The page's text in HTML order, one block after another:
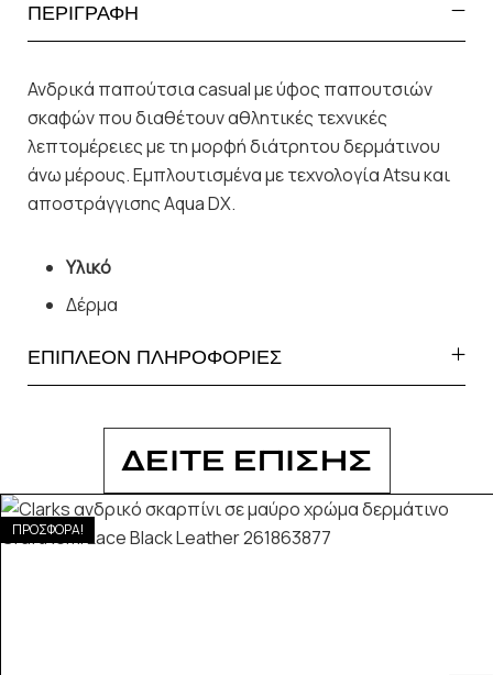
ΠΕΡΙΓΡΑΦΗ
Ανδρικά παπούτσια casual με ύφος παπουτσιών
σκαφών που διαθέτουν αθλητικές τεχνικές
λεπτομέρειες με τη μορφή διάτρητου δερμάτινου
άνω μέρους. Εμπλουτισμένα με τεχνολογία Atsu και
αποστράγγισης Aqua DX.
Υλικό
Δέρμα
ΕΠΙΠΛΕΟΝ ΠΛΗΡΟΦΟΡΙΕΣ
ΔΕΙΤΕ ΕΠΙΣΗΣ
ΠΡΟΣΦΟΡΑ!